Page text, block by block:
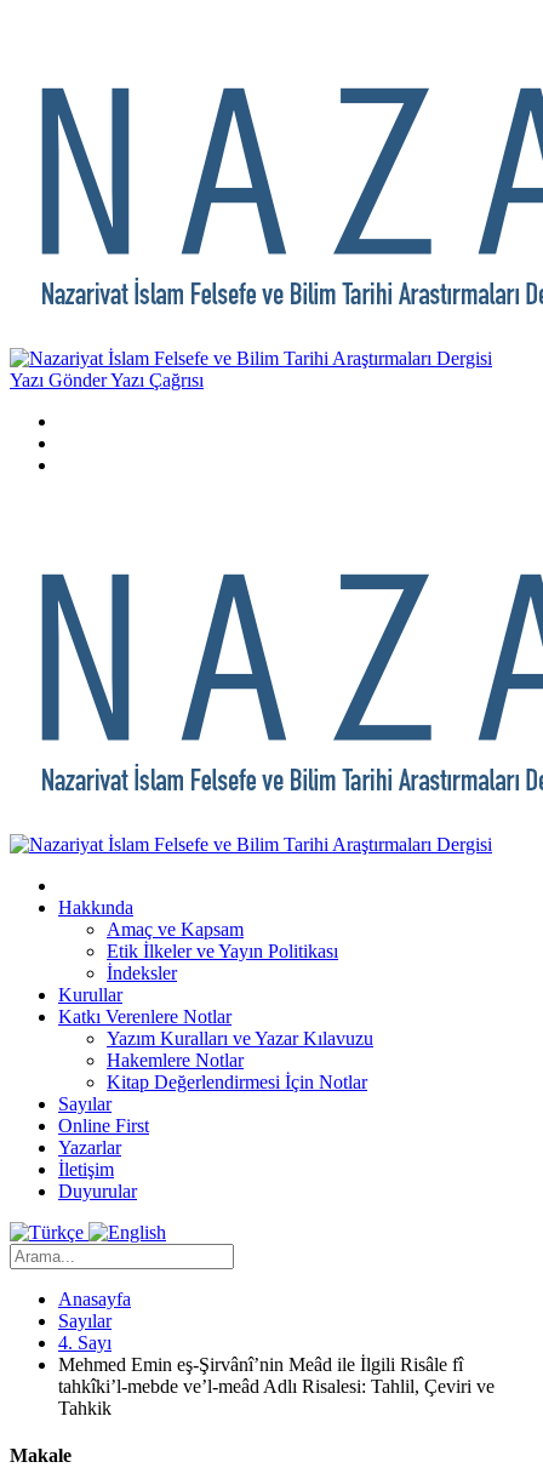
Yazı GönderYazı Çağrısı
Hakkında
Amaç ve Kapsam
Etik İlkeler ve Yayın Politikası
İndeksler
Kurullar
Katkı Verenlere Notlar
Yazım Kuralları ve Yazar Kılavuzu
Hakemlere Notlar
Kitap Değerlendirmesi İçin Notlar
Sayılar
Online First
Yazarlar
İletişim
Duyurular
Anasayfa
Sayılar
4. Sayı
Mehmed Emin eş-Şirvânî’nin Meâd ile İlgili Risâle fî
tahkîki’l-mebde ve’l-meâd Adlı Risalesi: Tahlil, Çeviri ve
Tahkik
Makale